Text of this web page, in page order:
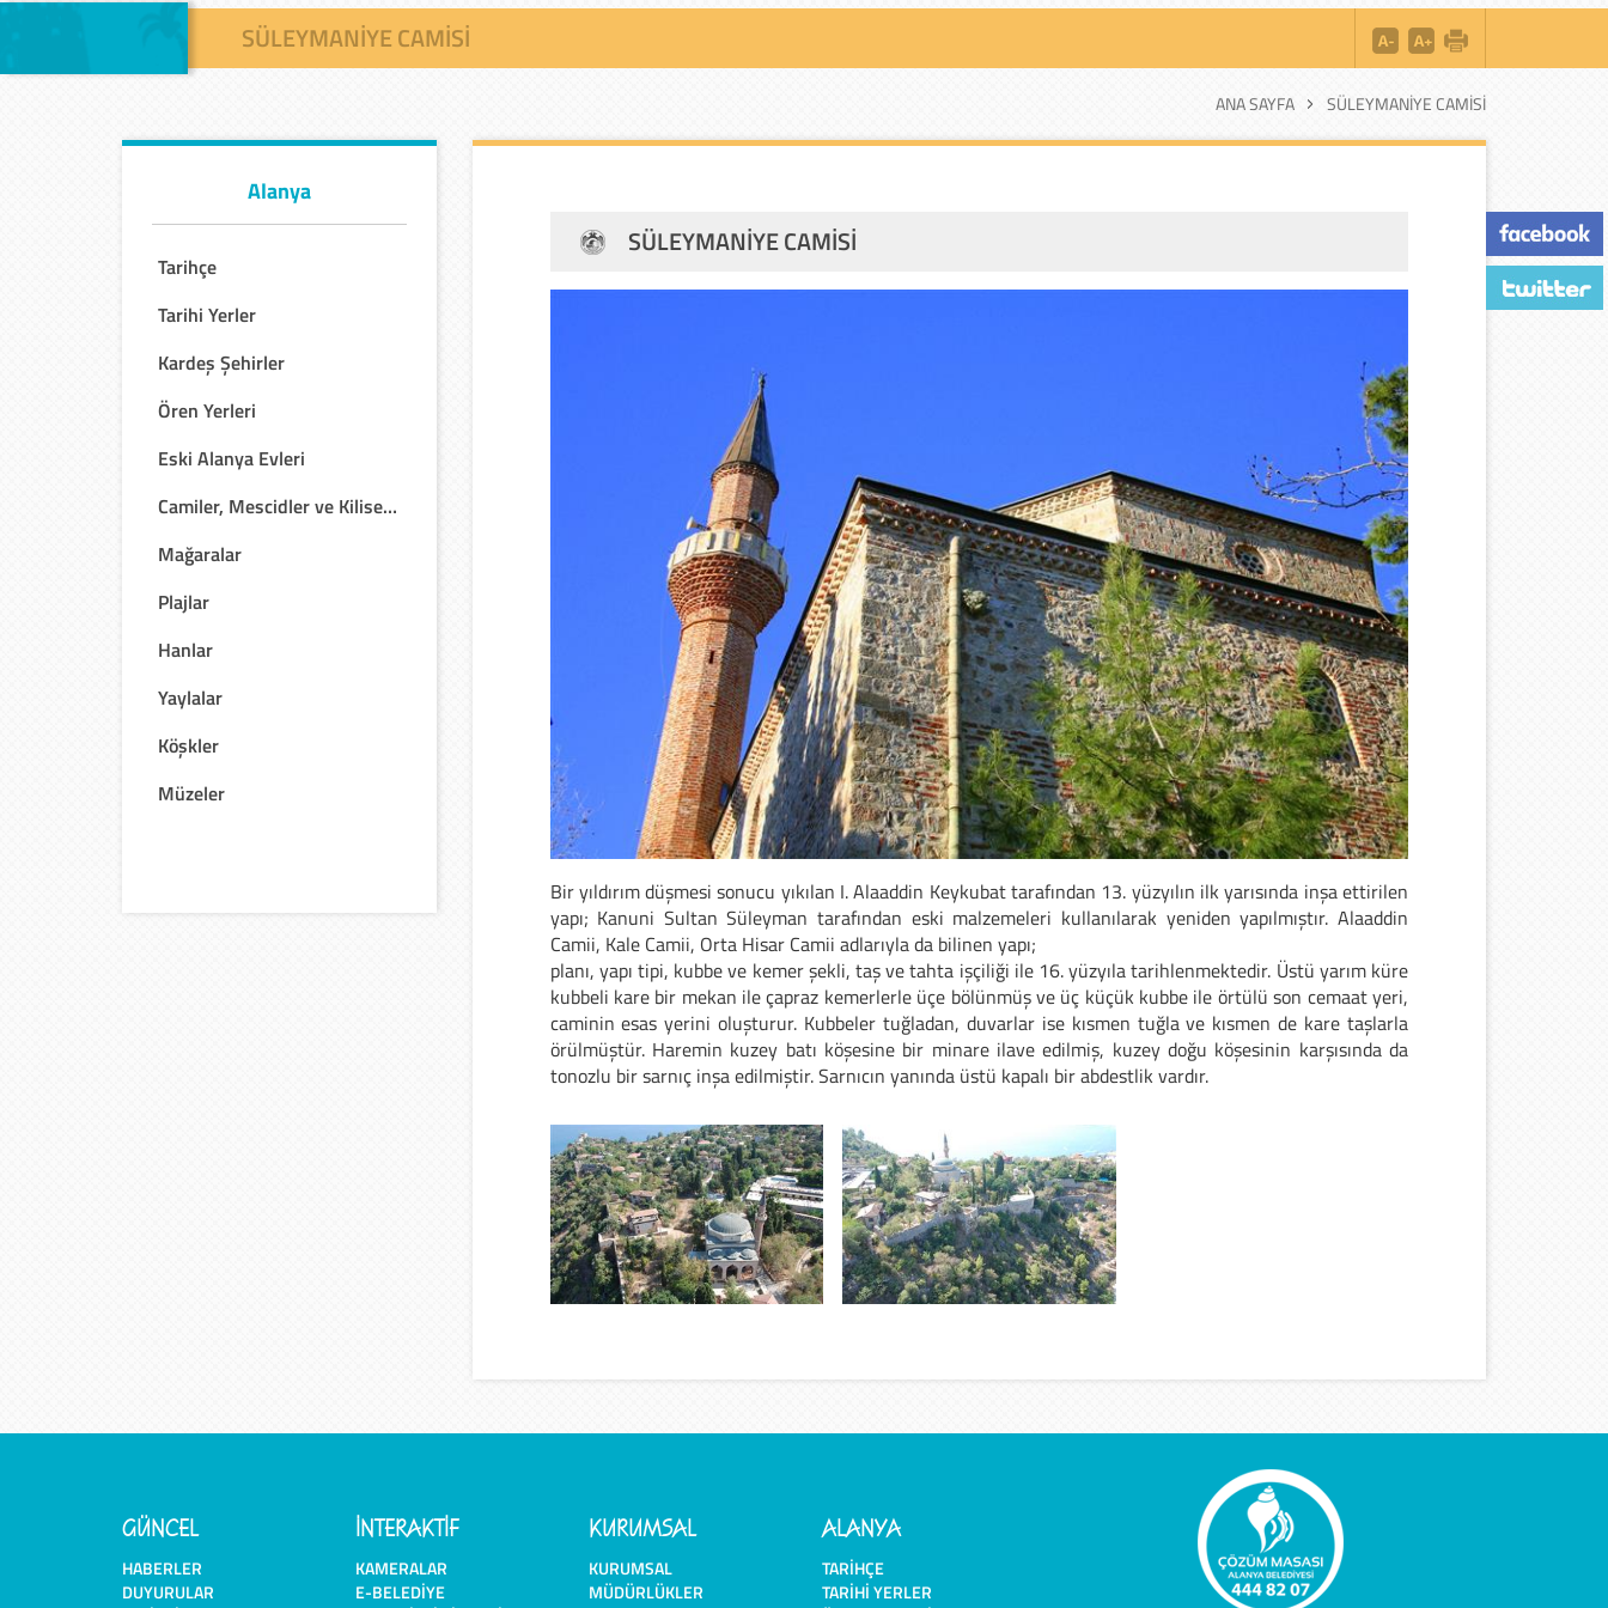
SÜLEYMANIYE CAMISI
ANA SAYFA SÜLEYMANIYE CAMISI
Alanya
Tarihçe
Tarihi Yerler
Kardeş Şehirler
Ören Yerleri
Eski Alanya Evleri
Camiler, Mescidler ve Kiliseler
Mağaralar
Plajlar
Hanlar
Yaylalar
Köşkler
Müzeler
SÜLEYMANIYE CAMISI
Bir yıldırım düşmesi sonucu yıkılan I. Alaaddin Keykubat tarafından 13. yüzyılın ilk yarısında inşa ettirilen
yapı; Kanuni Sultan Süleyman tarafından eski malzemeleri kullanılarak yeniden yapılmıştır. Alaaddin
Camii, Kale Camii, Orta Hisar Camii adlarıyla da bilinen yapı;
planı, yapı tipi, kubbe ve kemer şekli, taş ve tahta işçiliği ile 16. yüzyıla tarihlenmektedir. Üstü yarım küre
kubbeli kare bir mekan ile çapraz kemerlerle üçe bölünmüş ve üç küçük kubbe ile örtülü son cemaat yeri,
caminin esas yerini oluşturur. Kubbeler tuğladan, duvarlar ise kısmen tuğla ve kısmen de kare taşlarla
örülmüştür. Haremin kuzey batı köşesine bir minare ilave edilmiş, kuzey doğu köşesinin karşısında da
tonozlu bir sarnıç inşa edilmiştir. Sarnıcın yanında üstü kapalı bir abdestlik vardır.
GÜNCEL
HABERLER
DUYURULAR
İNTERAKTİF
KAMERALAR
E-BELEDIYE
KURUMSAL
KURUMSAL
MÜDÜRLÜKLER
ALANYA
TARIHÇE
TARIHI YERLER